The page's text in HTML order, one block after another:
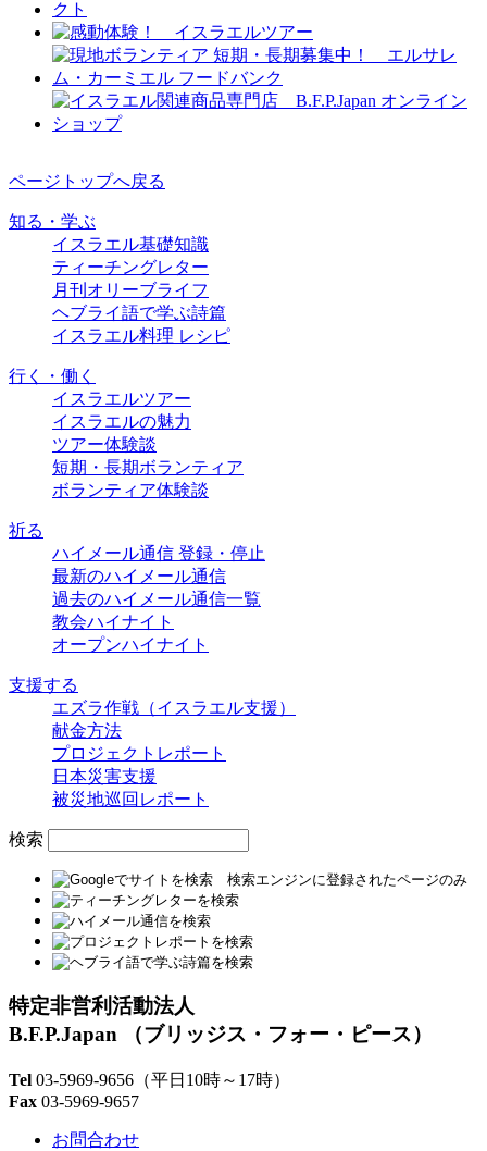
ページトップへ戻る
知る・学ぶ
イスラエル基礎知識
ティーチングレター
月刊オリーブライフ
ヘブライ語で学ぶ詩篇
イスラエル料理 レシピ
行く・働く
イスラエルツアー
イスラエルの魅力
ツアー体験談
短期・長期ボランティア
ボランティア体験談
祈る
ハイメール通信 登録・停止
最新のハイメール通信
過去のハイメール通信一覧
教会ハイナイト
オープンハイナイト
支援する
エズラ作戦（イスラエル支援）
献金方法
プロジェクトレポート
日本災害支援
被災地巡回レポート
検索
特定非営利活動法人
B.F.P.Japan
（ブリッジス・フォー・ピース）
Tel 03-5969-9656 （平日10時～17時）
Fax 03-5969-9657
お問合わせ